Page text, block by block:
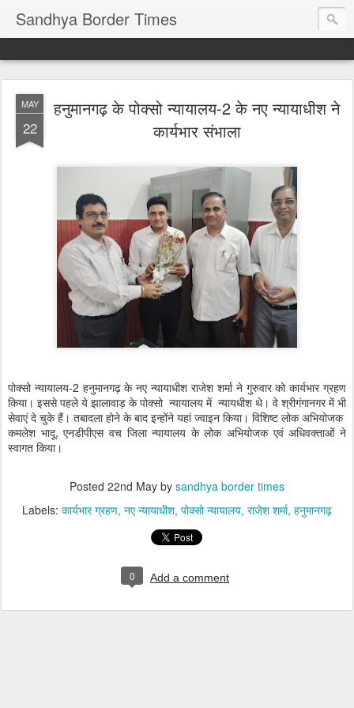
Sandhya Border Times
MAY
22
हनुमानगढ़ के पोक्सो न्यायालय-2 के नए न्यायाधीश ने
कार्यभार संभाला
पोक्सो न्यायालय-2 हनुमानगढ़ के नए न्यायाधीश राजेश शर्मा ने गुरुवार को कार्यभार ग्रहण
किया। इससे पहले ये झालावाड़ के पोक्सो न्यायालय में न्यायधीश थे। वे श्रीगंगानगर में भी
सेवाएं दे चुके हैं। तबादला होने के बाद इन्होंने यहां ज्वाइन किया। विशिष्ट लोक अभियोजक
कमलेश भादू, एनडीपीएस वच जिला न्यायालय के लोक अभियोजक एवं अधिवक्ताओं ने
स्वागत किया।
Posted 22nd May by sandhya border times
Labels: कार्यभार ग्रहण नए न्यायाधीश पोक्सो न्यायालय राजेश शर्मा हनुमानगढ़
0 Add a comment